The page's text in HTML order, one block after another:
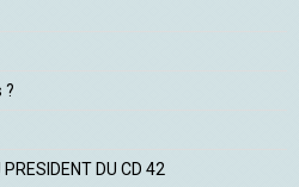
?
DU CD 42